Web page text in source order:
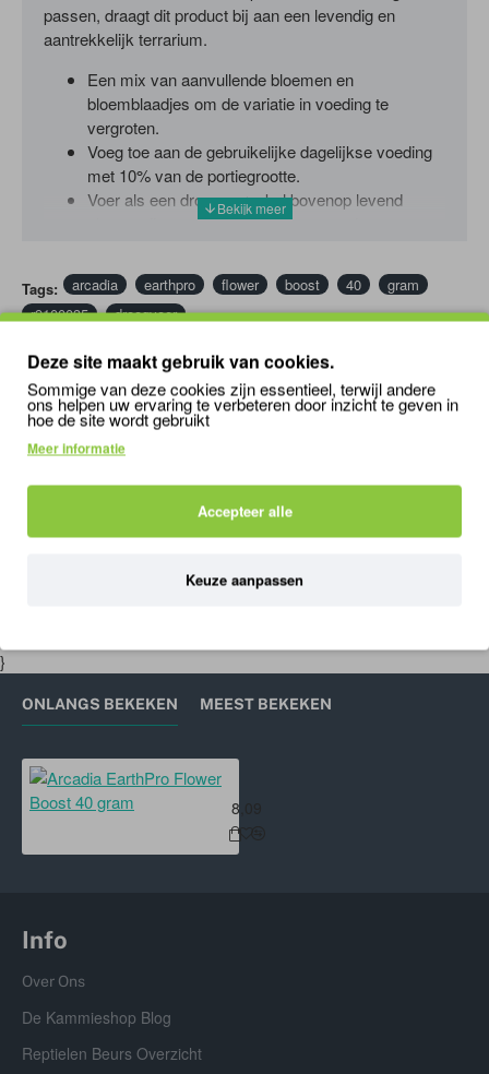
passen, draagt dit product bij aan een levendig en
aantrekkelijk terrarium.
Een mix van aanvullende bloemen en
bloemblaadjes om de variatie in voeding te
vergroten.
Voeg toe aan de gebruikelijke dagelijkse voeding
met 10% van de portiegrootte.
Voer als een droge sprenkel bovenop levend
plantaardig materiaal of hydrateer opnieuw met
Volledig natuurlijke ingrediënten
Tags: arcadia earthpro flower boost 40
gram
r9100035
droogvoer
BIJPASSENDE / VERGELIJKBARE PRODUCTEN
}
ONLANGS BEKEKEN MEEST BEKEKEN
8,09
Info
Over Ons
De Kammieshop Blog
Reptielen Beurs Overzicht
Deze site maakt gebruik van cookies.
Sommige van deze cookies zijn essentieel, terwijl andere
ons helpen uw ervaring te verbeteren door inzicht te geven in
hoe de site wordt gebruikt
Meer informatie
Accepteer alle
Keuze aanpassen